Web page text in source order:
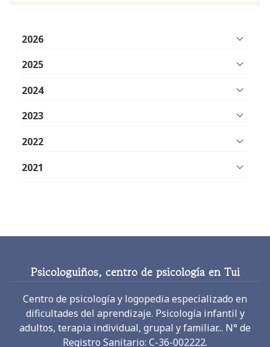
2026
2025
2024
2023
2022
2021
Psicologuiños, centro de psicología en Tui
Centro de psicología y logopedia especializado en
dificultades del aprendizaje. Psicología infantil y
adultos, terapia individual, grupal y familiar... N° de
Registro Sanitario: C-36-002222.